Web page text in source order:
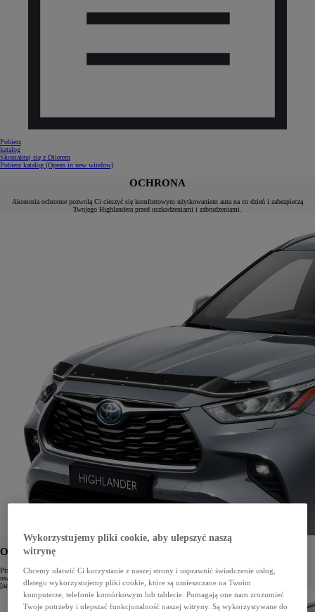
Pobierz
katalog
Skontaktuj się z Dilerem
Pobierz katalog (Opens in new window)
OCHRONA
Akcesoria ochronne pozwolą Ci cieszyć się komfortowym użytkowaniem auta na co dzień i zabezpieczą
Twojego Highlandera przed uszkodzeniami i zabrudzeniami.
OWIEWKA MASKI
Praktyczny dodatek, który zapewnia lepszy przepływ powietrza oraz chroni maskę przed drobnymi
uszkodzeniami.
[nr kat. PK175-48L0E]
Wykorzystujemy pliki cookie, aby ulepszyć naszą
witrynę
Chcemy ułatwić Ci korzystanie z naszej strony i usprawnić świadczenie usług,
dlatego wykorzystujemy pliki cookie, które są umieszczane na Twoim
komputerze, telefonie komórkowym lub tablecie. Pomagają one nam zrozumieć
Twoje potrzeby i ulepszać funkcjonalność naszej witryny. Są wykorzystywane do